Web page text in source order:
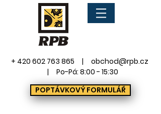
POPTÁVKOVÝ FORMULÁŘ
+ 420 602 763 865 | obchod@rpb.cz
| Po-Pá: 8:00 - 15:30